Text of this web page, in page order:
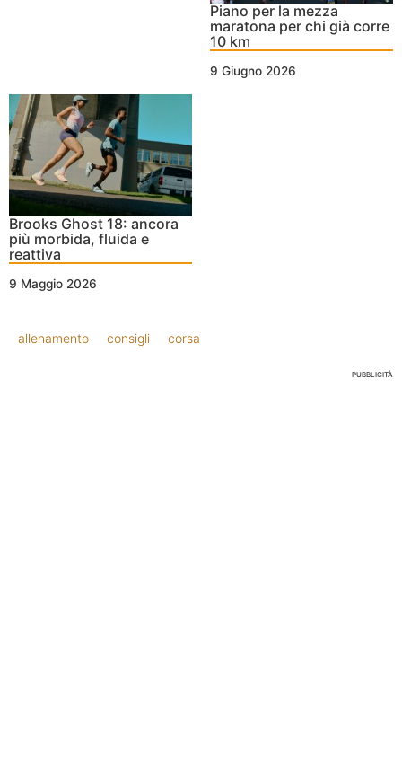
Piano per la mezza
maratona per chi già corre
10 km
9 Giugno 2026
Brooks Ghost 18: ancora
più morbida, fluida e
reattiva
9 Maggio 2026
allenamento consigli corsa
PUBBLICITÀ